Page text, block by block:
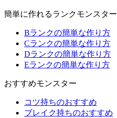
簡単に作れるランクモンスター
Bランクの簡単な作り方
Cランクの簡単な作り方
Dランクの簡単な作り方
Eランクの簡単な作り方
おすすめモンスター
コツ持ちのおすすめ
ブレイク持ちのおすすめ